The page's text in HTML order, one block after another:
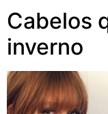
Cabelos
inverno